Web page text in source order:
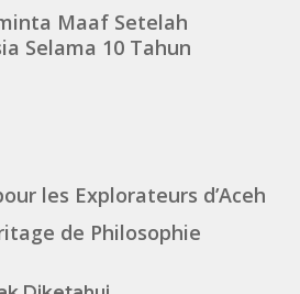
Maaf Setelah
Selama 10 Tahun
les Explorateurs d’Aceh
de Philosophie